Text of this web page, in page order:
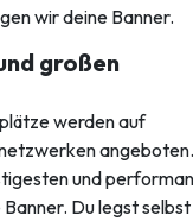
wir deine Banner.
großen
werden auf
und
Du legst selbst